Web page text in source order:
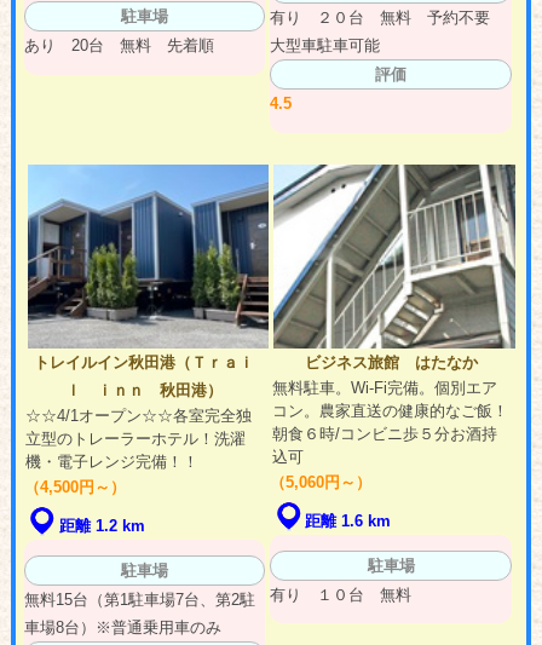
駐車場
あり 20台 無料 先着順
有り ２０台 無料 予約不要
大型車駐車可能
評価
4.5
トレイルイン秋田港（Ｔｒａｉ
ｌ ｉｎｎ 秋田港）
☆☆4/1オープン☆☆各室完全独
立型のトレーラーホテル！洗濯
機・電子レンジ完備！！
（4,500円～）
距離 1.2 km
駐車場
無料15台（第1駐車場7台、第2駐
車場8台）※普通乗用車のみ
ビジネス旅館 はたなか
無料駐車。Wi-Fi完備。個別エア
コン。農家直送の健康的なご飯！
朝食６時/コンビニ歩５分お酒持
込可
（5,060円～）
距離 1.6 km
駐車場
有り １０台 無料